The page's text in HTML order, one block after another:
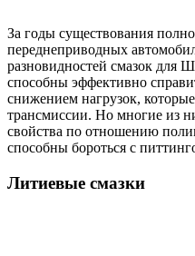
За годы существования
переднеприводных
разновидностей смазок для
способны эффективно
снижением нагрузок,
трансмиссии. Но многие из
свойства по отношению
способны бороться с
Литиевые смазки